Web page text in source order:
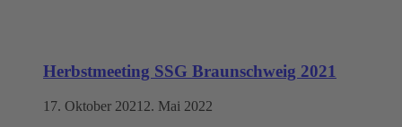
Herbstmeeting SSG Braunschweig 2021
17. Oktober 2021 2. Mai 2022